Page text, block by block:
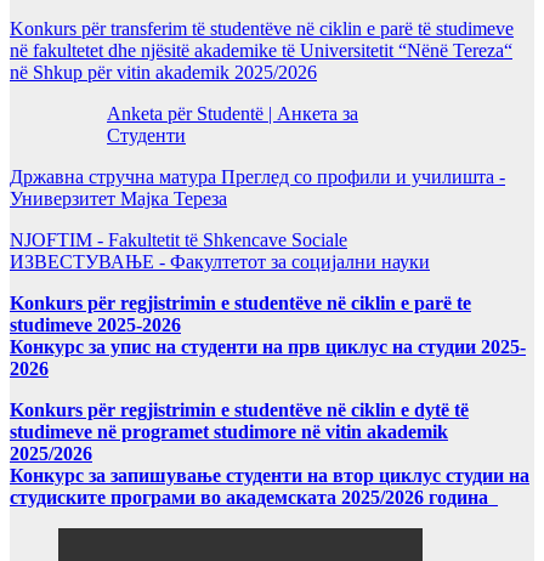
Konkurs për transferim të studentëve në ciklin e parë të studimeve
në fakultetet dhe njësitë akademike të Universitetit “Nënë Tereza“
në Shkup për vitin akademik 2025/2026
Anketa për Studentë | Анкета за
Студенти
Државна стручна матура Преглед со профили и училишта -
Универзитет Мајка Тереза
NJOFTIM - Fakultetit të Shkencave Sociale
ИЗВЕСТУВАЊЕ - Факултетот за социјални науки
Konkurs për regjistrimin e studentëve në ciklin e parë te
studimeve 2025-2026
Конкурс за упис на студенти на прв циклус на студии 2025-
2026
Konkurs për regjistrimin e studentëve në ciklin e dytë të
studimeve në programet studimore në vitin akademik
2025/2026
Конкурс за запишување студенти на втор циклус студии на
студиските програми во академската 2025/2026 година